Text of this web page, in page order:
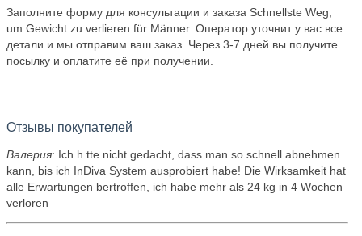
Заполните форму для консультации и заказа Schnellste Weg,
um Gewicht zu verlieren für Männer. Оператор уточнит у вас все
детали и мы отправим ваш заказ. Через 3-7 дней вы получите
посылку и оплатите её при получении.
Отзывы покупателей
Валерия: Ich h tte nicht gedacht, dass man so schnell abnehmen
kann, bis ich InDiva System ausprobiert habe! Die Wirksamkeit hat
alle Erwartungen bertroffen, ich habe mehr als 24 kg in 4 Wochen
verloren